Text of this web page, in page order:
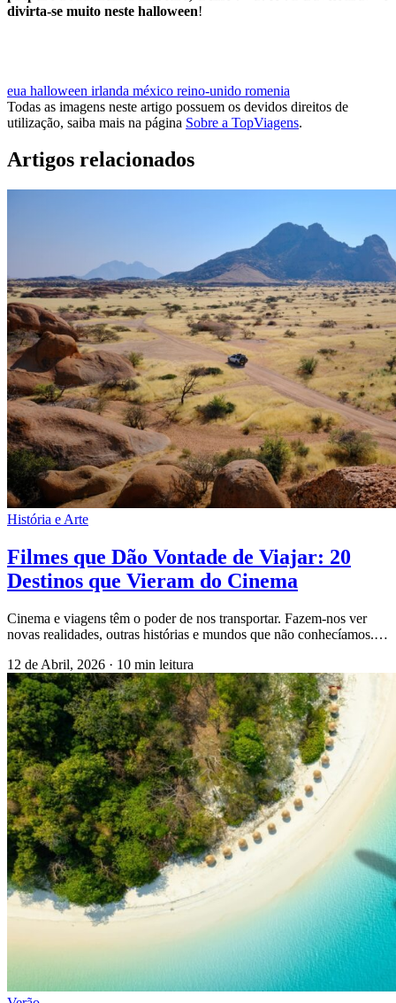
divirta-se muito neste halloween!
eua halloween irlanda méxico reino-unido romenia
Todas as imagens neste artigo possuem os devidos direitos de
utilização, saiba mais na página Sobre a TopViagens.
Artigos relacionados
História e Arte
Filmes que Dão Vontade de Viajar: 20
Destinos que Vieram do Cinema
Cinema e viagens têm o poder de nos transportar. Fazem-nos ver
novas realidades, outras histórias e mundos que não conhecíamos.…
12 de Abril, 2026 · 10 min leitura